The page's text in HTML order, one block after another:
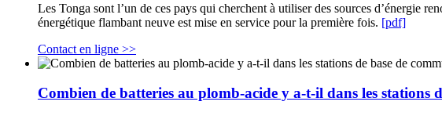
Les Tonga sont l’un de ces pays qui cherchent à utiliser des sources d’énergie
énergétique flambant neuve est mise en service pour la première fois. [pdf]
Contact en ligne >>
Combien de batteries au plomb-acide y a-t-il dans les stations